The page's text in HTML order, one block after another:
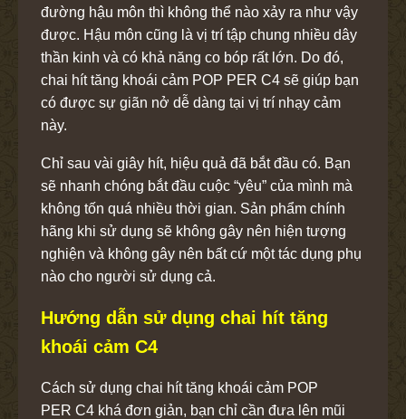
đường hậu môn thì không thể nào xảy ra như vậy
được. Hậu môn cũng là vị trí tập chung nhiều dây
thần kinh và có khả năng co bóp rất lớn. Do đó,
chai hít tăng khoái cảm POP PER C4 sẽ giúp bạn
có được sự giãn nở dễ dàng tại vị trí nhạy cảm
này.
Chỉ sau vài giây hít, hiệu quả đã bắt đầu có. Bạn
sẽ nhanh chóng bắt đầu cuộc “yêu” của mình mà
không tốn quá nhiều thời gian. Sản phẩm chính
hãng khi sử dụng sẽ không gây nên hiện tượng
nghiện và không gây nên bất cứ một tác dụng phụ
nào cho người sử dụng cả.
Hướng dẫn sử dụng chai hít tăng
khoái cảm C4
Cách sử dụng chai hít tăng khoái cảm POP
PER C4 khá đơn giản, bạn chỉ cần đưa lên mũi